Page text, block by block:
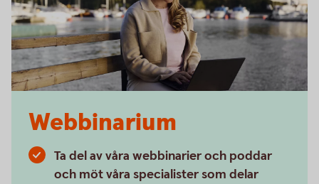
Webbinarium
Ta del av våra webbinarier och poddar
och möt våra specialister som delar